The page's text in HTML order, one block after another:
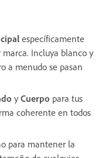
específicamente
marca. Incluya blanco y
a menudo se pasan
y Cuerpo para tus
coherente en todos
para mantener la